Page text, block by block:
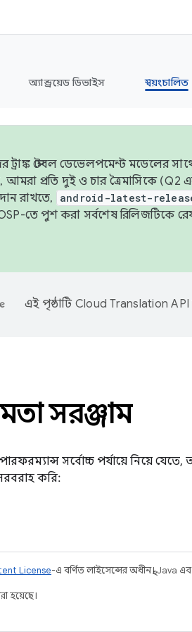
অ্যান্ড্রয়েড ডিভাইস স্বয়ংচালিত
স্টেবল ডেভেলপমেন্ট মডেলের
আমরা প্রতি দুই ও চার ত্রৈমাসিকে
রাখতে,
android-latest-
AOSP-তে পুশ করা সর্বশেষ
এই পৃষ্ঠাটি Cloud Translation API
সরঞ্জাম
সর্বোচ্চ পর্যায়ে নিয়ে
করি:
License-এ বর্ণিত লাইসেন্সের অধীনস্থ। Java
হয়েছে।